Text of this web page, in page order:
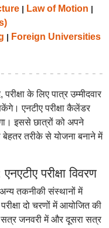
| Law of Motion |
| Foreign Universities
के लिए पात्र उम्मीदवार
एनटीए परीक्षा कैलेंडर
इससे छात्रों को अपने
तरीके से योजना बनाने में
परीक्षा विवरण
तकनीकी संस्थानों में
दो चरणों में आयोजित की
जनवरी में और दूसरा सत्र